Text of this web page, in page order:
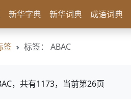
新华字典 新华词典 成语词典
签 标签： ABAC
，共有1173，当前第26页